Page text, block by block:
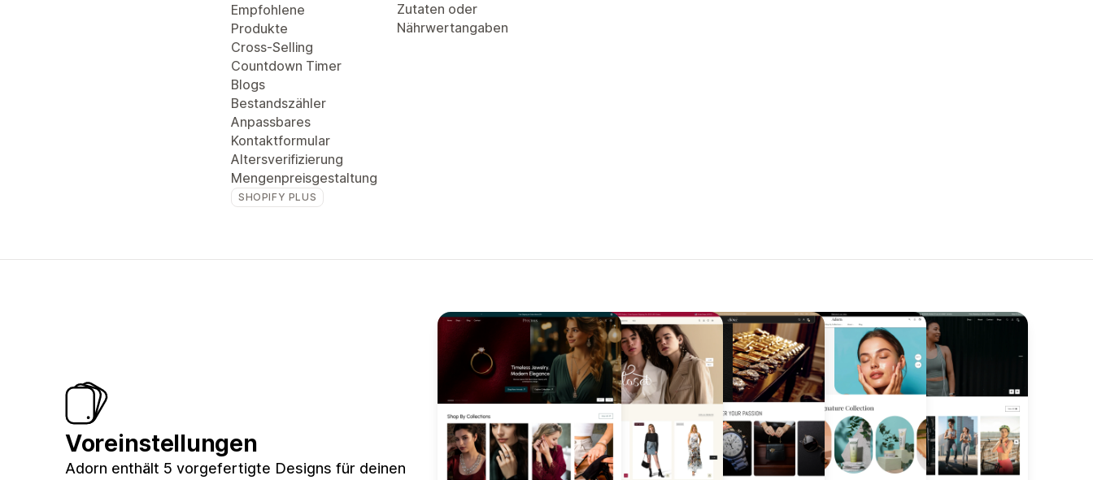
Empfohlene
Produkte
Cross-Selling
Countdown Timer
Blogs
Bestandszähler
Anpassbares
Kontaktformular
Altersverifizierung
Mengenpreisgestaltung
SHOPIFY PLUS
Zutaten oder
Nährwertangaben
Voreinstellungen
Adorn enthält 5 vorgefertigte Designs für deinen